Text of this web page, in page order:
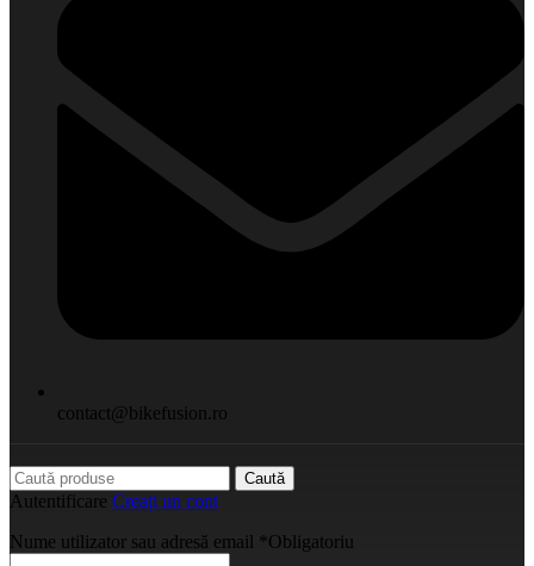
contact@bikefusion.ro
Caută
Autentificare Creați un cont
Nume utilizator sau adresă email *Obligatoriu